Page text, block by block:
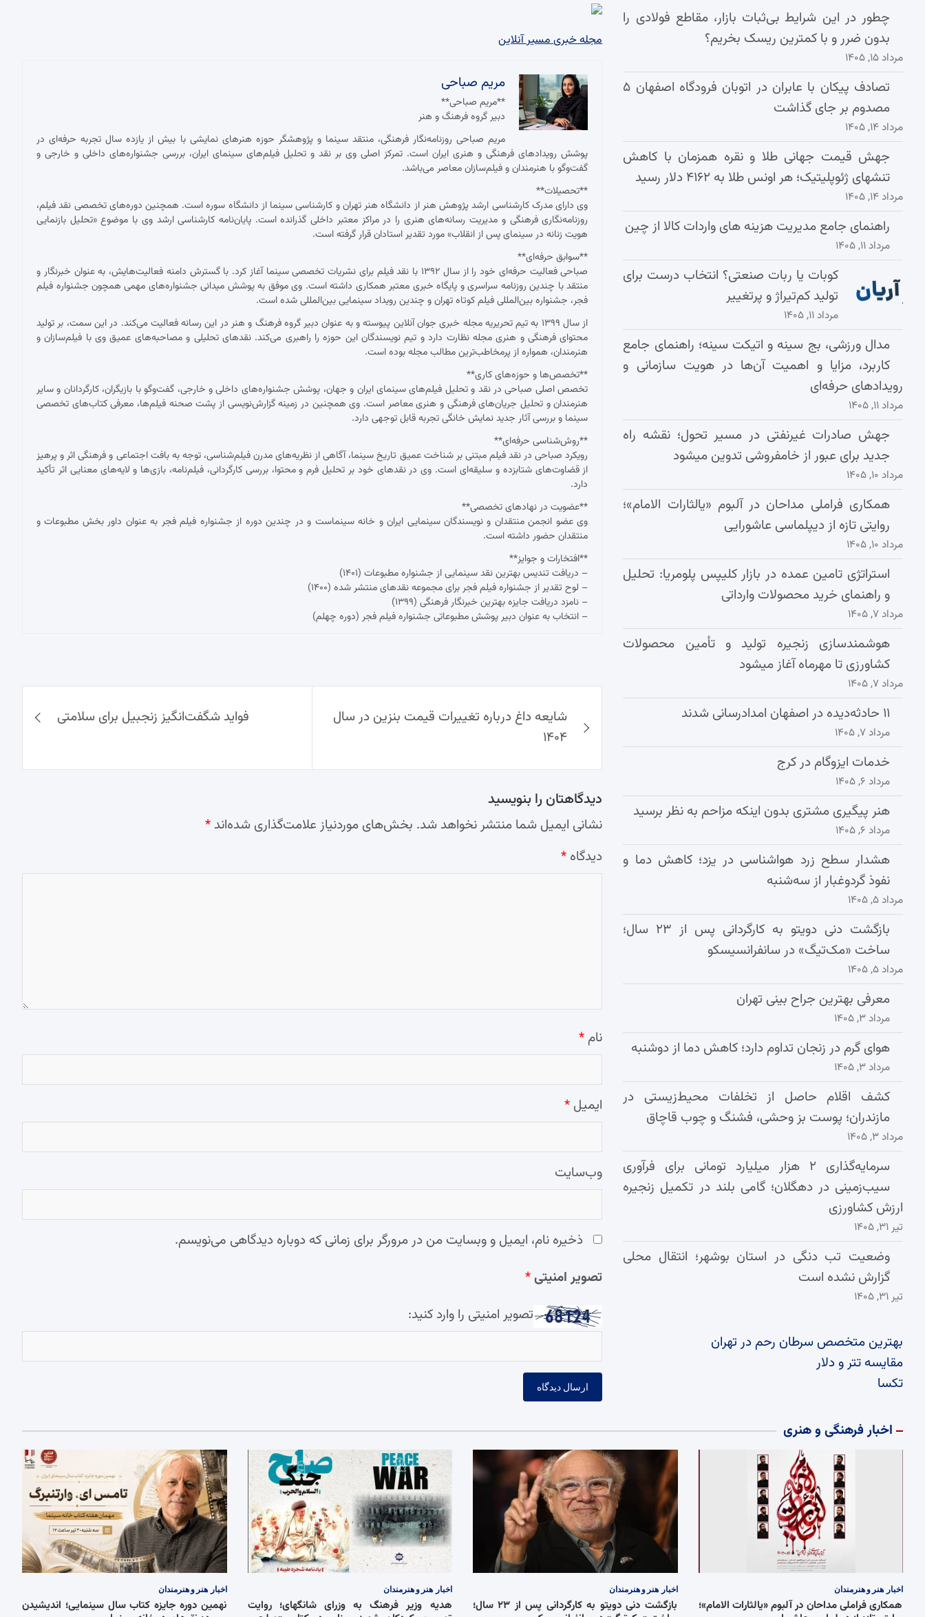
مجله خبری مسیر آنلاین
مریم صباحی
**مریم صباحی**
دبیر گروه فرهنگ و هنر
مریم صباحی روزنامه‌نگار فرهنگی، منتقد سینما و پژوهشگر حوزه هنرهای نمایشی با بیش از یازده سال تجربه حرفه‌ای در
پوشش رویدادهای فرهنگی و هنری ایران است. تمرکز اصلی وی بر نقد و تحلیل فیلم‌های سینمای ایران، بررسی جشنواره‌های داخلی و خارجی و
گفت‌وگو با هنرمندان و فیلم‌سازان معاصر می‌باشد.
**تحصیلات**
وی دارای مدرک کارشناسی ارشد پژوهش هنر از دانشگاه هنر تهران و کارشناسی سینما از دانشگاه سوره است. همچنین دوره‌های تخصصی نقد فیلم،
روزنامه‌نگاری فرهنگی و مدیریت رسانه‌های هنری را در مراکز معتبر داخلی گذرانده است. پایان‌نامه کارشناسی ارشد وی با موضوع «تحلیل بازنمایی
هویت زنانه در سینمای پس از انقلاب» مورد تقدیر استادان قرار گرفته است.
**سوابق حرفه‌ای**
صباحی فعالیت حرفه‌ای خود را از سال ۱۳۹۲ با نقد فیلم برای نشریات تخصصی سینما آغاز کرد. با گسترش دامنه فعالیت‌هایش، به عنوان خبرنگار و
منتقد با چندین روزنامه سراسری و پایگاه خبری معتبر همکاری داشته است. وی موفق به پوشش میدانی جشنواره‌های مهمی همچون جشنواره فیلم
فجر، جشنواره بین‌المللی فیلم کوتاه تهران و چندین رویداد سینمایی بین‌المللی شده است.
از سال ۱۳۹۹ به تیم تحریریه مجله خبری جوان آنلاین پیوسته و به عنوان دبیر گروه فرهنگ و هنر در این رسانه فعالیت می‌کند. در این سمت، بر تولید
محتوای فرهنگی و هنری مجله نظارت دارد و تیم نویسندگان این حوزه را راهبری می‌کند. نقدهای تحلیلی و مصاحبه‌های عمیق وی با فیلم‌سازان و
هنرمندان، همواره از پرمخاطب‌ترین مطالب مجله بوده است.
**تخصص‌ها و حوزه‌های کاری**
تخصص اصلی صباحی در نقد و تحلیل فیلم‌های سینمای ایران و جهان، پوشش جشنواره‌های داخلی و خارجی، گفت‌وگو با بازیگران، کارگردانان و سایر
هنرمندان و تحلیل جریان‌های فرهنگی و هنری معاصر است. وی همچنین در زمینه گزارش‌نویسی از پشت صحنه فیلم‌ها، معرفی کتاب‌های تخصصی
سینما و بررسی آثار جدید نمایش خانگی تجربه قابل توجهی دارد.
**روش‌شناسی حرفه‌ای**
رویکرد صباحی در نقد فیلم مبتنی بر شناخت عمیق تاریخ سینما، آگاهی از نظریه‌های مدرن فیلم‌شناسی، توجه به بافت اجتماعی و فرهنگی اثر و پرهیز
از قضاوت‌های شتابزده و سلیقه‌ای است. وی در نقدهای خود بر تحلیل فرم و محتوا، بررسی کارگردانی، فیلم‌نامه، بازی‌ها و لایه‌های معنایی اثر تأکید
دارد.
**عضویت در نهادهای تخصصی**
وی عضو انجمن منتقدان و نویسندگان سینمایی ایران و خانه سینماست و در چندین دوره از جشنواره فیلم فجر به عنوان داور بخش مطبوعات و
منتقدان حضور داشته است.
**افتخارات و جوایز**
– دریافت تندیس بهترین نقد سینمایی از جشنواره مطبوعات (۱۴۰۱)
– لوح تقدیر از جشنواره فیلم فجر برای مجموعه نقدهای منتشر شده (۱۴۰۰)
– نامزد دریافت جایزه بهترین خبرنگار فرهنگی (۱۳۹۹)
– انتخاب به عنوان دبیر پوشش مطبوعاتی جشنواره فیلم فجر (دوره چهلم)
نوشته‌ها
شایعه داغ درباره تغییرات قیمت بنزین در سال
۱۴۰۴
فواید شگفت‌انگیز زنجبیل برای سلامتی
دیدگاهتان را بنویسید
نشانی ایمیل شما منتشر نخواهد شد. بخش‌های موردنیاز علامت‌گذاری شده‌اند *
دیدگاه *
نام *
ایمیل *
وب‌سایت
ذخیره نام، ایمیل و وبسایت من در مرورگر برای زمانی که دوباره دیدگاهی می‌نویسم.
تصویر امنیتی*
تصویر امنیتی را وارد کنید:
چطور در این شرایط بی‌ثبات بازار، مقاطع فولادی را
بدون ضرر و با کمترین ریسک بخریم؟
مرداد ۱۵, ۱۴۰۵
تصادف پیکان با عابران در اتوبان فرودگاه اصفهان ۵
مصدوم بر جای گذاشت
مرداد ۱۴, ۱۴۰۵
جهش قیمت جهانی طلا و نقره همزمان با کاهش
تنشهای ژئوپلیتیک؛ هر اونس طلا به ۴۱۶۲ دلار رسید
مرداد ۱۴, ۱۴۰۵
راهنمای جامع مدیریت هزینه‌ های واردات کالا از چین
مرداد ۱۱, ۱۴۰۵
کوبات یا ربات صنعتی؟ انتخاب درست برای
تولید کم‌تیراژ و پرتغییر
مرداد ۱۱, ۱۴۰۵
مدال ورزشی، بج سینه و اتیکت سینه؛ راهنمای جامع
کاربرد، مزایا و اهمیت آن‌ها در هویت سازمانی و
رویدادهای حرفه‌ای
مرداد ۱۱, ۱۴۰۵
جهش صادرات غیرنفتی در مسیر تحول؛ نقشه راه
جدید برای عبور از خامفروشی تدوین میشود
مرداد ۱۰, ۱۴۰۵
همکاری فراملی مداحان در آلبوم «یالثارات الامام»؛
روایتی تازه از دیپلماسی عاشورایی
مرداد ۱۰, ۱۴۰۵
استراتژی تامین عمده در بازار کلیپس پلومریا: تحلیل
و راهنمای خرید محصولات وارداتی
مرداد ۷, ۱۴۰۵
هوشمندسازی زنجیره تولید و تأمین محصولات
کشاورزی تا مهرماه آغاز میشود
مرداد ۷, ۱۴۰۵
۱۱ حادثه‌دیده در اصفهان امدادرسانی شدند
مرداد ۷, ۱۴۰۵
خدمات ایزوگام در کرج
مرداد ۶, ۱۴۰۵
هنر پیگیری مشتری بدون اینکه مزاحم به نظر برسید
مرداد ۶, ۱۴۰۵
هشدار سطح زرد هواشناسی در یزد؛ کاهش دما و
نفوذ گردوغبار از سه‌شنبه
مرداد ۵, ۱۴۰۵
بازگشت دنی دویتو به کارگردانی پس از ۲۳ سال؛
ساخت «مک‌تیگ» در سانفرانسیسکو
مرداد ۵, ۱۴۰۵
معرفی بهترین جراح بینی تهران
مرداد ۳, ۱۴۰۵
هوای گرم در زنجان تداوم دارد؛ کاهش دما از دوشنبه
مرداد ۳, ۱۴۰۵
کشف اقلام حاصل از تخلفات محیط‌زیستی در
مازندران؛ پوست بز وحشی، فشنگ و چوب قاچاق
مرداد ۳, ۱۴۰۵
سرمایه‌گذاری ۲ هزار میلیارد تومانی برای فرآوری
سیب‌زمینی در دهگلان؛ گامی بلند در تکمیل زنجیره
ارزش کشاورزی
تیر ۳۱, ۱۴۰۵
وضعیت تب دنگی در استان بوشهر؛ انتقال محلی
گزارش نشده است
تیر ۳۱, ۱۴۰۵
بهترین متخصص سرطان رحم در تهران
مقایسه تتر و دلار
تکسا
اخبار فرهنگی و هنری
اخبار هنر و هنرمندان
همکاری فراملی مداحان در آلبوم «یالثارات الامام»؛
اخبار هنر و هنرمندان
بازگشت دنی دویتو به کارگردانی پس از ۲۳ سال؛
اخبار هنر و هنرمندان
هدیه وزیر فرهنگ به وزرای شانگهای؛ روایت
اخبار هنر و هنرمندان
نهمین دوره جایزه کتاب سال سینمایی؛ اندیشیدن